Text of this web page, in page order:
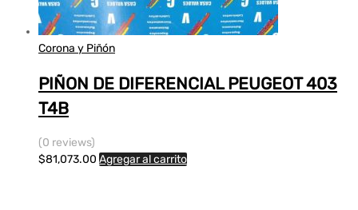
Corona y Piñón
PIÑON DE DIFERENCIAL PEUGEOT 403
T4B
(0 reviews)
$81,073.00 Agregar al carrito